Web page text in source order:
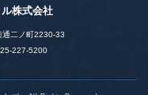
株式会社
二ノ町2230-33
227-5200